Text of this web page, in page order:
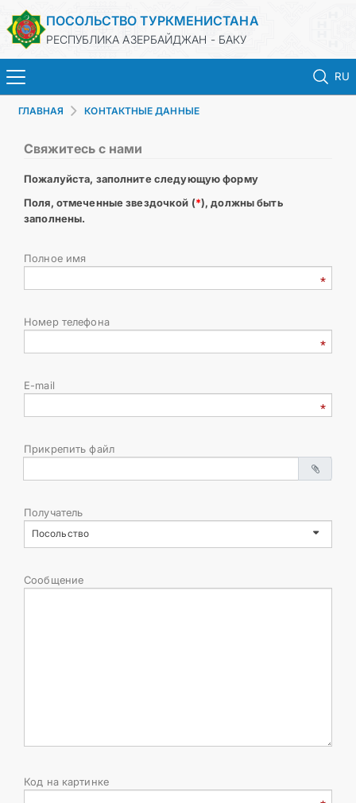
ПОСОЛЬСТВО ТУРКМЕНИСТАНА
РЕСПУБЛИКА АЗЕРБАЙДЖАН - БАКУ
RU
ГЛАВНАЯ
ТУРКМЕНИСТАН
МИД
КОНТАКТНЫЕ ДАННЫЕ
ГЛАВНАЯ КОНТАКТНЫЕ ДАННЫЕ
Свяжитесь с нами
Пожалуйста, заполните следующую форму
Поля, отмеченные звездочкой (*), должны быть
заполнены.
Полное имя
Номер телефона
E-mail
Прикрепить файл
Получатель
Посольство
Сообщение
Код на картинке